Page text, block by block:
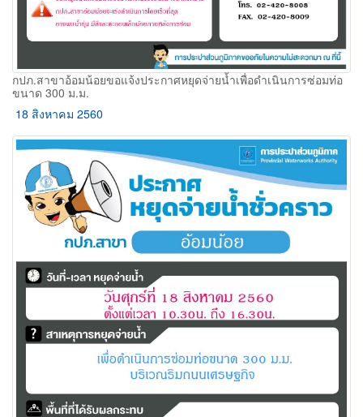
กปภ.สาขาอ้อมน้อยขอแจ้งประกาศหยุดจ่ายน้ำเพื่อดำเนินการซ่อมท่อ
ขนาด 300 ม.ม.
18 สิงหาคม 2560